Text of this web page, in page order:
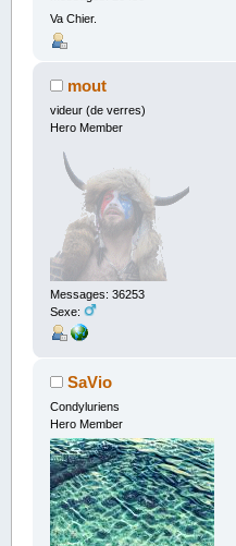
Va Chier.
mout
videur (de verres)
Hero Member
Messages: 36253
Sexe:
SaVio
Condyluriens
Hero Member